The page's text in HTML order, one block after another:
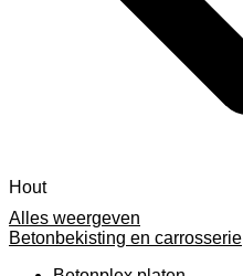
Alles weergeven
Betonbekisting en carrosserie
Hout